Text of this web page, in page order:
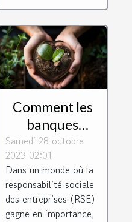
Comment les
banques
éthiques
soutiennent les
entrepreneurs
socialement
responsables
Samedi 28 octobre
2023 02:01
Dans un monde où la
responsabilité sociale
des entreprises (RSE)
gagne en importance,